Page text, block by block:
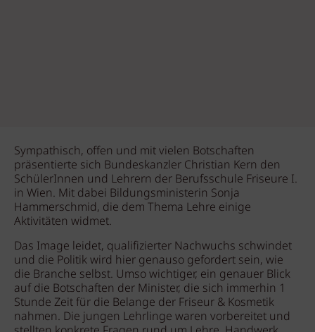
Sympathisch, offen und mit vielen Botschaften
präsentierte sich Bundeskanzler Christian Kern den
SchülerInnen und Lehrern der Berufsschule Friseure I.
in Wien. Mit dabei Bildungsministerin Sonja
Hammerschmid, die dem Thema Lehre einige
Aktivitäten widmet.
Das Image leidet, qualifizierter Nachwuchs schwindet
und die Politik wird hier genauso gefordert sein, wie
die Branche selbst. Umso wichtiger, ein genauer Blick
auf die Botschaften der Minister, die sich immerhin 1
Stunde Zeit für die Belange der Friseur & Kosmetik
nahmen. Die jungen Lehrlinge waren vorbereitet und